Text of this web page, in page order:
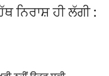
ਨਿਰਾਸ਼ ਹੀ ਲੱਗੀ :